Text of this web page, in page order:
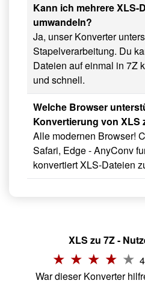
Kann ich mehrere XLS-
umwandeln?
Ja, unser Konverter
Stapelverarbeitung. Du
Dateien auf einmal in 7Z
und schnell.
Welche Browser
Konvertierung von XLS
Alle modernen Browser!
Safari, Edge - AnyConv
konvertiert XLS-Dateien
XLS zu 7Z -
War dieser Konverter